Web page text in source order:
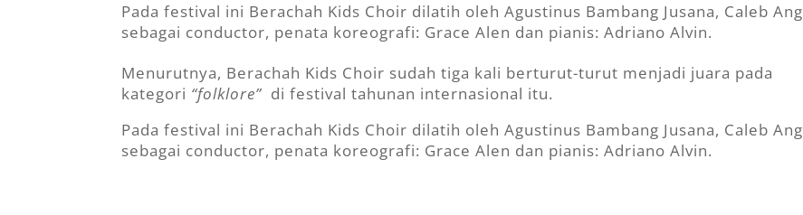
Pada festival ini Berachah Kids Choir dilatih oleh Agustinus Bambang Jusana, Caleb Ang
sebagai conductor, penata koreografi: Grace Alen dan pianis: Adriano Alvin.
Menurutnya, Berachah Kids Choir sudah tiga kali berturut-turut menjadi juara pada
kategori “folklore” di festival tahunan internasional itu.
Pada festival ini Berachah Kids Choir dilatih oleh Agustinus Bambang Jusana, Caleb Ang
sebagai conductor, penata koreografi: Grace Alen dan pianis: Adriano Alvin.